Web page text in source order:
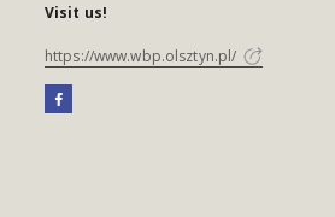
Visit us!
https://www.wbp.olsztyn.pl/